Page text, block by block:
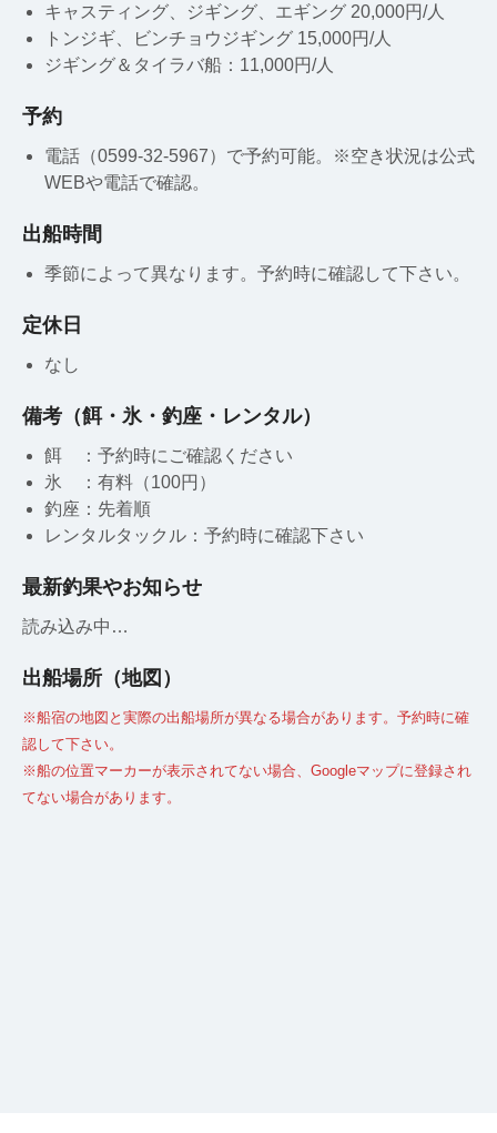
キャスティング、ジギング、エギング 20,000円/人
トンジギ、ビンチョウジギング 15,000円/人
ジギング＆タイラバ船：11,000円/人
予約
電話（0599-32-5967）で予約可能。※空き状況は公式
WEBや電話で確認。
出船時間
季節によって異なります。予約時に確認して下さい。
定休日
なし
備考（餌・氷・釣座・レンタル）
餌 ：予約時にご確認ください
氷 ：有料（100円）
釣座：先着順
レンタルタックル：予約時に確認下さい
最新釣果やお知らせ
読み込み中…
出船場所（地図）
※船宿の地図と実際の出船場所が異なる場合があります。予約時に確
認して下さい。
※船の位置マーカーが表示されてない場合、Googleマップに登録され
てない場合があります。